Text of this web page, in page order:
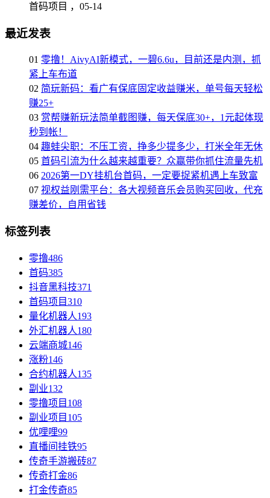
首码项目 ， 05-14
最近发表
01 零撸！AivyAI新模式，一碧6.6u，目前还是内测，抓
紧上车布道
02 简玩新码：看广有保底固定收益赚米，单号每天轻松
赚25+
03 赏帮赚新玩法简单截图赚，每天保底30+，1元起体现
秒到帐！
04 趣蛙尖职：不压工资，挣多少提多少，打米全年无休
05 首码引流为什么越来越重要？众赢带你抓住流量先机
06 2026第一DY挂机台首码，一定要捉紧机遇上车致富
07 视权益刚需平台：各大视频音乐会员购买回收，代充
赚差价，自用省钱
标签列表
零撸486
首码385
抖音黑科技371
首码项目310
量化机器人193
外汇机器人180
云端商城146
涨粉146
合约机器人135
副业132
零撸项目 108
副业项目 105
优哩哩99
直播间挂铁95
传奇手游搬砖87
传奇打金86
打金传奇85